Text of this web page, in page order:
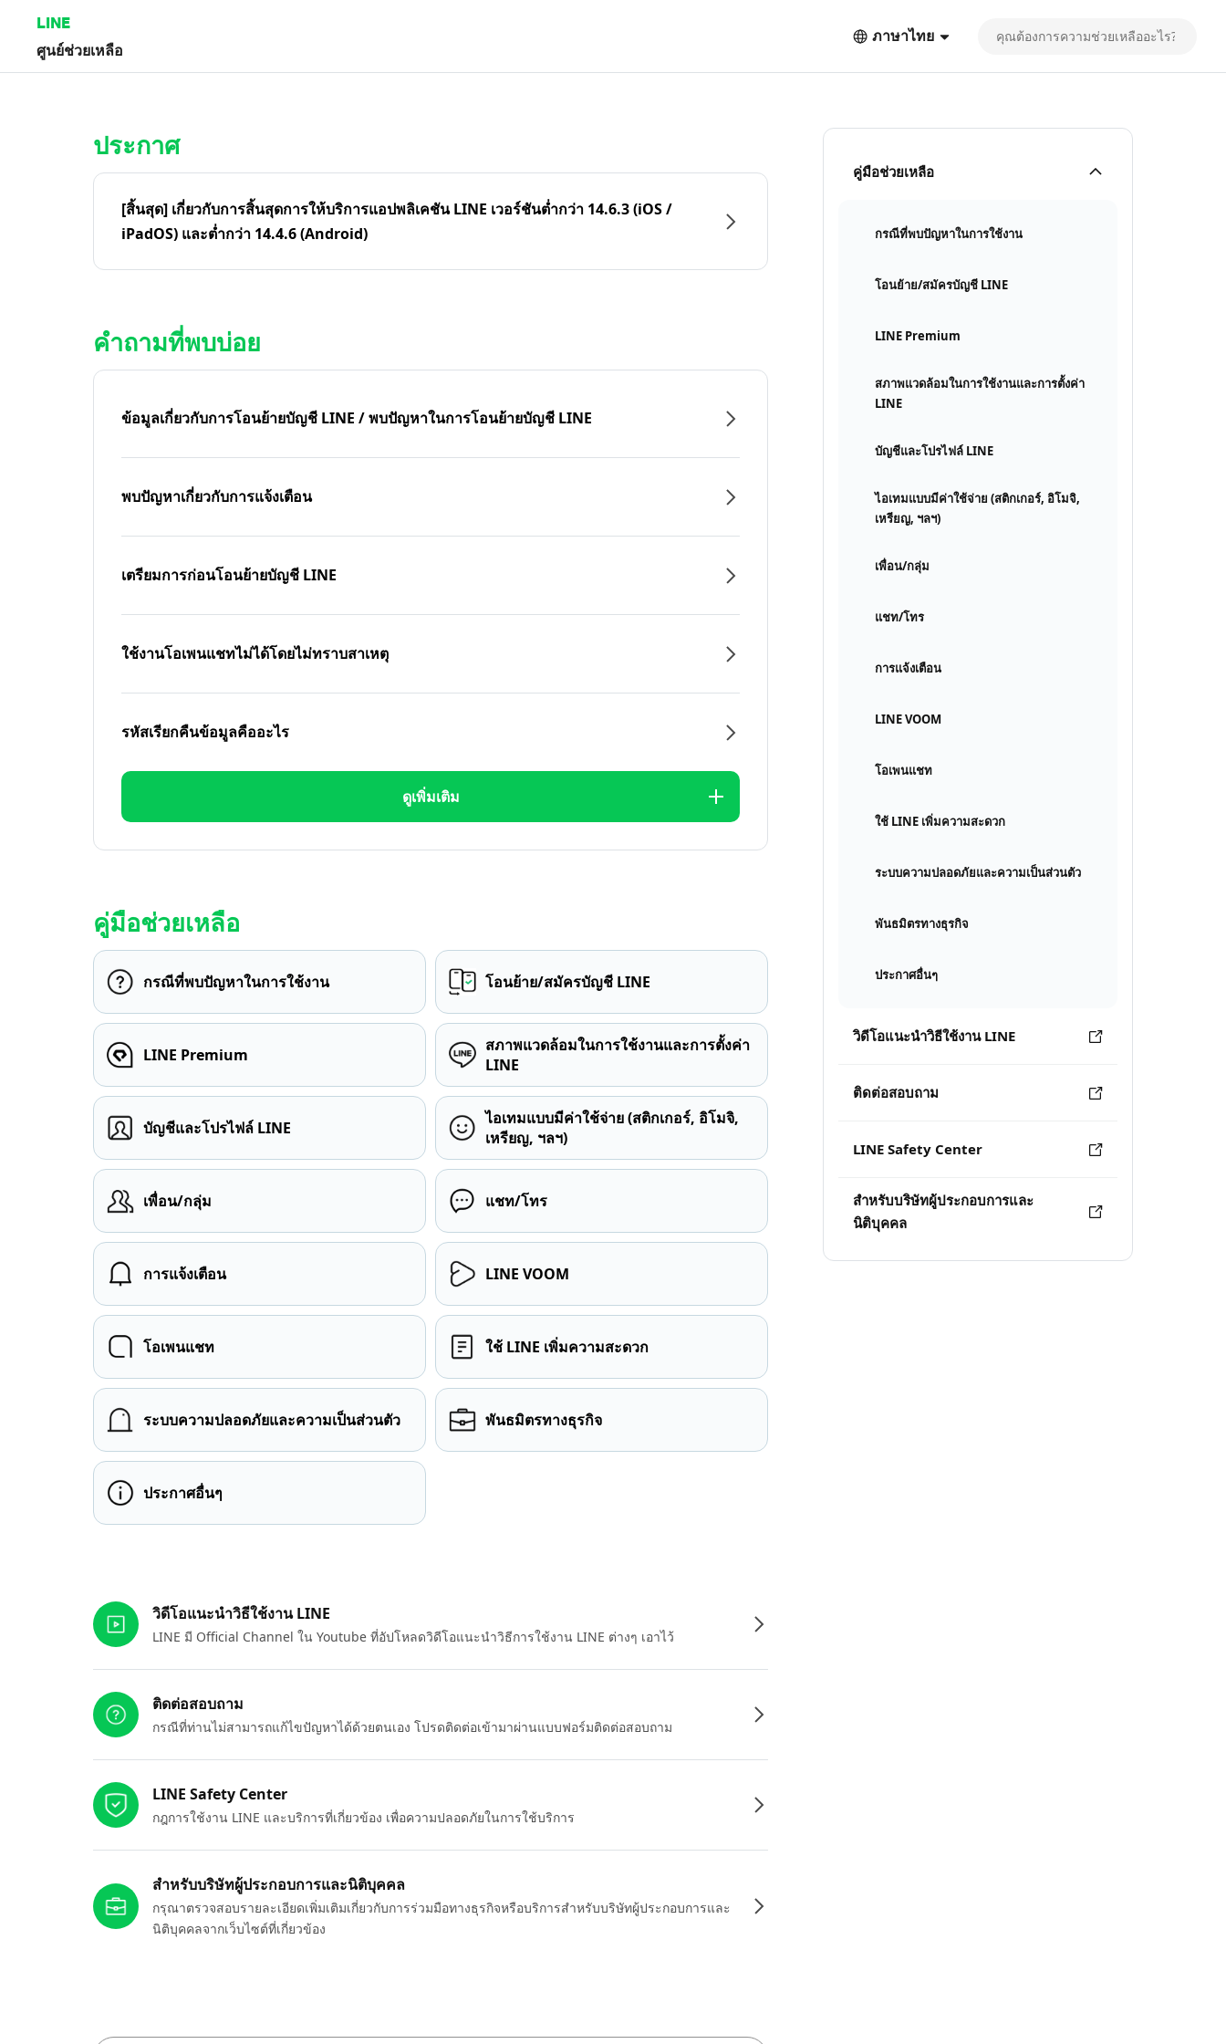
LINE
ศูนย์ช่วยเหลือ
ภาษาไทย
คู่มือช่วยเหลือ
กรณีที่พบปัญหาในการใช้งาน
โอนย้าย/สมัครบัญชี LINE
LINE Premium
สภาพแวดล้อมในการใช้งานและการตั้งค่า
LINE
บัญชีและโปรไฟล์ LINE
ไอเทมแบบมีค่าใช้จ่าย (สติกเกอร์, อิโมจิ,
เหรียญ, ฯลฯ)
เพื่อน/กลุ่ม
แชท/โทร
การแจ้งเตือน
LINE VOOM
โอเพนแชท
ใช้ LINE เพิ่มความสะดวก
ระบบความปลอดภัยและความเป็นส่วนตัว
พันธมิตรทางธุรกิจ
ประกาศอื่นๆ
วิดีโอแนะนำวิธีใช้งาน LINE
ติดต่อสอบถาม
LINE Safety Center
สำหรับบริษัทผู้ประกอบการและ
นิติบุคคล
ประกาศ
[สิ้นสุด] เกี่ยวกับการสิ้นสุดการให้บริการแอปพลิเคชัน LINE เวอร์ชันต่ำกว่า 14.6.3 (iOS /
iPadOS) และต่ำกว่า 14.4.6 (Android)
คำถามที่พบบ่อย
ข้อมูลเกี่ยวกับการโอนย้ายบัญชี LINE / พบปัญหาในการโอนย้ายบัญชี LINE
พบปัญหาเกี่ยวกับการแจ้งเตือน
เตรียมการก่อนโอนย้ายบัญชี LINE
ใช้งานโอเพนแชทไม่ได้โดยไม่ทราบสาเหตุ
รหัสเรียกคืนข้อมูลคืออะไร
ดูเพิ่มเติม
คู่มือช่วยเหลือ
กรณีที่พบปัญหาในการใช้งาน โอนย้าย/สมัครบัญชี LINE
LINE Premium
สภาพแวดล้อมในการใช้งานและการตั้งค่า
LINE
บัญชีและโปรไฟล์ LINE
ไอเทมแบบมีค่าใช้จ่าย (สติกเกอร์, อิโมจิ,
เหรียญ, ฯลฯ)
เพื่อน/กลุ่ม แชท/โทร
การแจ้งเตือน LINE VOOM
โอเพนแชท ใช้ LINE เพิ่มความสะดวก
ระบบความปลอดภัยและความเป็นส่วนตัว พันธมิตรทางธุรกิจ
ประกาศอื่นๆ
วิดีโอแนะนำวิธีใช้งาน LINE
LINE มี Official Channel ใน Youtube ที่อัปโหลดวิดีโอแนะนำวิธีการใช้งาน LINE ต่างๆ เอาไว้
ติดต่อสอบถาม
กรณีที่ท่านไม่สามารถแก้ไขปัญหาได้ด้วยตนเอง โปรดติดต่อเข้ามาผ่านแบบฟอร์มติดต่อสอบถาม
LINE Safety Center
กฎการใช้งาน LINE และบริการที่เกี่ยวข้อง เพื่อความปลอดภัยในการใช้บริการ
สำหรับบริษัทผู้ประกอบการและนิติบุคคล
กรุณาตรวจสอบรายละเอียดเพิ่มเติมเกี่ยวกับการร่วมมือทางธุรกิจหรือบริการสำหรับบริษัทผู้ประกอบการและ
นิติบุคคลจากเว็บไซต์ที่เกี่ยวข้อง